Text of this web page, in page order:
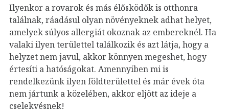
Ilyenkor a rovarok és más élősködők is otthonra
találnak, ráadásul olyan növényeknek adhat helyet,
amelyek súlyos allergiát okoznak az embereknél. Ha
valaki ilyen területtel találkozik és azt látja, hogy a
helyzet nem javul, akkor könnyen megeshet, hogy
értesíti a hatóságokat. Amennyiben mi is
rendelkezünk ilyen földterülettel és már évek óta
nem jártunk a közelében, akkor eljött az ideje a
cselekvésnek!